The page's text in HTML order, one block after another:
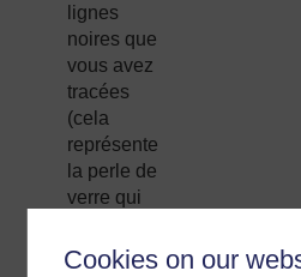
Cookies on our
lignes
noires que
vous avez
tracées
(cela
représente
la perle de
verre qui
les deux